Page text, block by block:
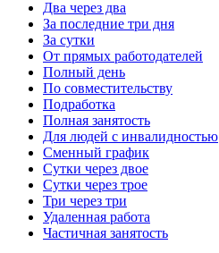
Два через два
За последние три дня
За сутки
От прямых работодателей
Полный день
По совместительству
Подработка
Полная занятость
Для людей с инвалидностью
Сменный график
Сутки через двое
Сутки через трое
Три через три
Удаленная работа
Частичная занятость